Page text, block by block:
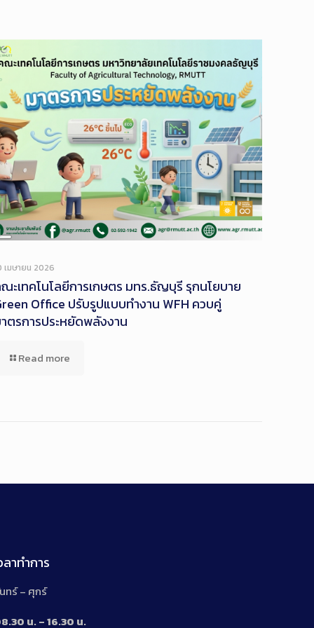
Long
เมษายน 2026
ะเทคโนโลยีการเกษตร มทร.ธัญบุรี รุกนโยบาย
Office ปรับรูปแบบทำงาน WFH ควบคู่
ตรการประหยัดพลังงาน
Read more
ลาทำการ
ทร์ – ศุกร์
น. – 16.30 น.